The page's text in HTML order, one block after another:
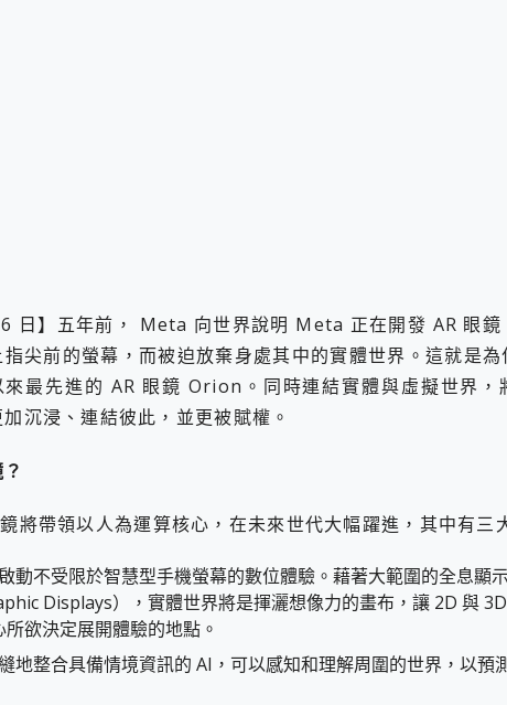
日】五年前， Meta 向世界說明 Meta 正在開發 AR 眼鏡
尖前的螢幕，而被迫放棄身處其中的實體世界。這就是為
最先進的 AR 眼鏡 Orion。同時連結實體與虛擬世界，
沉浸、連結彼此，並更被賦權。
將帶領以人為運算核心，在未來世代大幅躍進，其中有三
動不受限於智慧型手機螢幕的數位體驗。藉著大範圍的全息顯示
Displays），實體世界將是揮灑想像力的畫布，讓 2D 與
欲決定展開體驗的地點。
地整合具備情境資訊的 AI，可以感知和理解周圍的世界，以預